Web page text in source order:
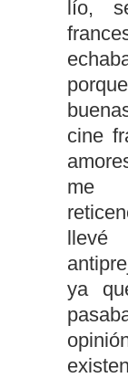
lío,
cine
me
ya